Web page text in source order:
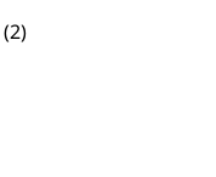
22